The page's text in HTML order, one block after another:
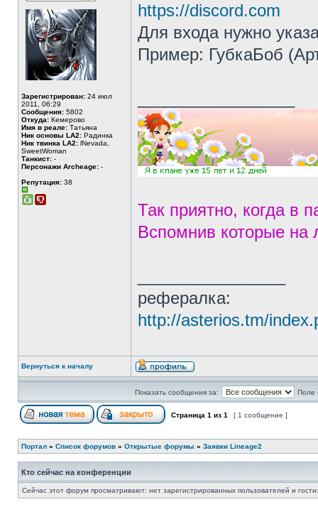
Зарегистрирован: 24 июл
2011, 06:29
Сообщения: 5802
Откуда: Кемерово
Имя в реале: Татьяна
Ник основы LA2: Радинка
Ник твинка LA2: lNevada,
SweetWoman
Танкист: -
Персонажи Archeage: -
Репутация: 38
https://discord.com
Для входа нужно
Пример: ГубкаБоб
Так приятно, когда в
Вспомнив которые на
рефералка:
http://asterios.tm/
Вернуться к началу
Показать сообщения за: Поле
Страница 1 из 1 [ 1 сообщение ]
Портал » Список форумов » Открытые форумы » Заявки Lineage2
Кто сейчас на конференции
Сейчас этот форум просматривают: нет зарегистрированных пользователей и